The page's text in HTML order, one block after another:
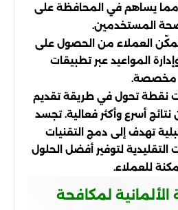
مما يساهم في المحافظة على
المستخدمين.
العملاء من الحصول على
المواعيد عبر تطبيقات
مخصصة.
نقطة تحول في طريقة تقديم
أسرع وأكثر فعالية. تجسد
تهدف إلى دمج التقنيات
التقليدية لتوفير أفضل الحلول
للعملاء.
الألمانية لمكافحة